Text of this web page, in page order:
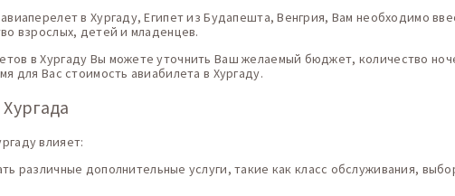
в Хургаду, Египет из Будапешта, Венгрия, Вам необходимо
взрослых, детей и младенцев.
в Хургаду Вы можете уточнить Ваш желаемый бюджет, количество
для Вас стоимость авиабилета в Хургаду.
влияет:
различные дополнительные услуги, такие как класс обслуживания,